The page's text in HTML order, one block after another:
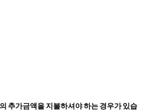
추가금액을 지불하셔야 하는 경우가 있습